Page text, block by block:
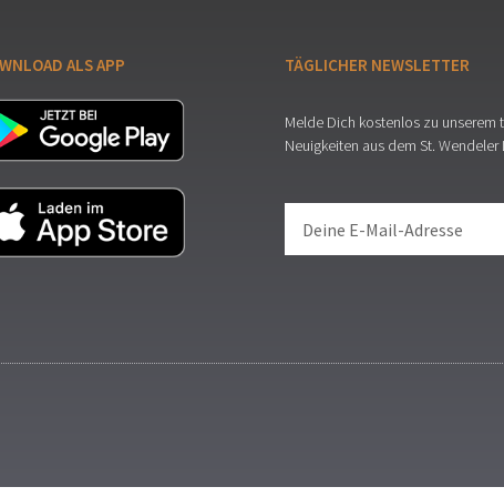
ALS APP TÄGLICHER NEWSLETTER
Melde Dich kostenlos zu
Neuigkeiten aus dem St. Wendeler